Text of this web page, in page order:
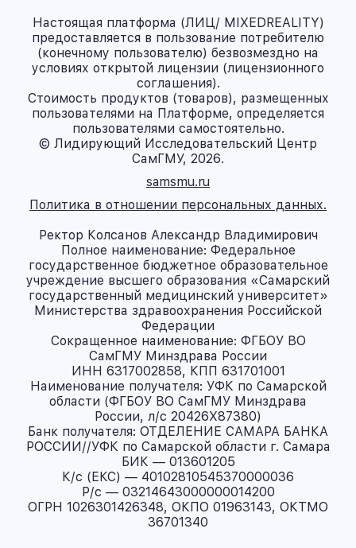
Настоящая платформа (ЛИЦ/ MIXEDREALITY)
предоставляется в пользование потребителю
(конечному пользователю) безвозмездно на
условиях открытой лицензии (лицензионного
соглашения).
Стоимость продуктов (товаров), размещенных
пользователями на Платформе, определяется
пользователями самостоятельно.
© Лидирующий Исследовательский Центр
СамГМУ, 2026.
samsmu.ru
Политика в отношении персональных данных.
Ректор Колсанов Александр Владимирович
Полное наименование: Федеральное
государственное бюджетное образовательное
учреждение высшего образования «Самарский
государственный медицинский университет»
Министерства здравоохранения Российской
Федерации
Сокращенное наименование: ФГБОУ ВО
СамГМУ Минздрава России
ИНН 6317002858, КПП 631701001
Наименование получателя: УФК по Самарской
области (ФГБОУ ВО СамГМУ Минздрава
России, л/с 20426X87380)
Банк получателя: ОТДЕЛЕНИЕ САМАРА БАНКА
РОССИИ//УФК по Самарской области г. Самара
БИК — 013601205
К/с (ЕКС) — 40102810545370000036
Р/с — 03214643000000014200
ОГРН 1026301426348, ОКПО 01963143, ОКТМО
36701340